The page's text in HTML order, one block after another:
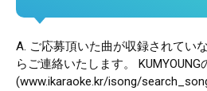
A. ご応募頂いた曲が収録されてい
らご連絡いたします。
(www.ikaraoke.kr/isong/